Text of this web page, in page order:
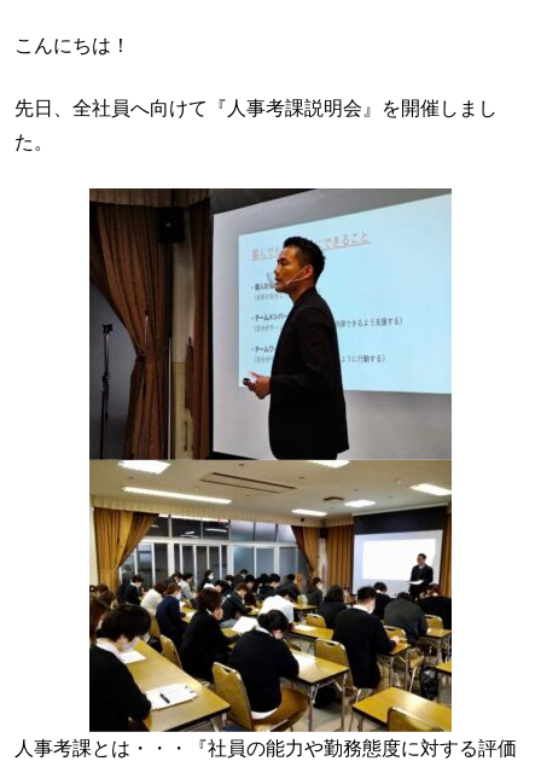
こんにちは！
先日、全社員へ向けて『人事考課説明会』を開催しまし
た。
人事考課とは・・・『社員の能力や勤務態度に対する評価